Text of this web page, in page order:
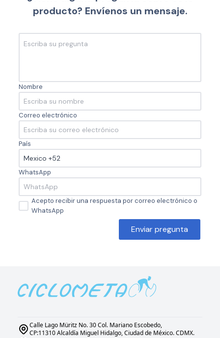
producto? Envíenos un mensaje.
Nombre
Correo electrónico
País
WhatsApp
Acepto recibir una respuesta por correo electrónico o
WhatsApp
Enviar pregunta
Calle Lago Müritz No. 30 Col. Mariano Escobedo,
CP:11310 Alcaldía Miguel Hidalgo, Ciudad de México. CDMX.